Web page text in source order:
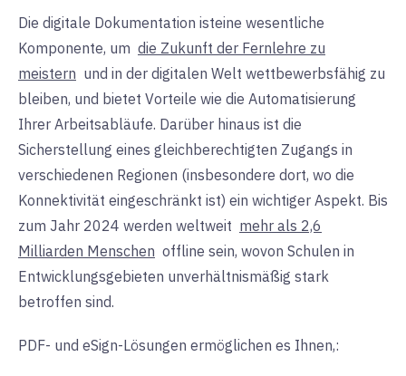
Die digitale Dokumentation isteine wesentliche
Komponente, um die Zukunft der Fernlehre zu
meistern und in der digitalen Welt wettbewerbsfähig zu
bleiben, und bietet Vorteile wie die Automatisierung
Ihrer Arbeitsabläufe. Darüber hinaus ist die
Sicherstellung eines gleichberechtigten Zugangs in
verschiedenen Regionen (insbesondere dort, wo die
Konnektivität eingeschränkt ist) ein wichtiger Aspekt. Bis
zum Jahr 2024 werden weltweit mehr als 2,6
Milliarden Menschen offline sein, wovon Schulen in
Entwicklungsgebieten unverhältnismäßig stark
betroffen sind.
PDF- und eSign-Lösungen ermöglichen es Ihnen,: